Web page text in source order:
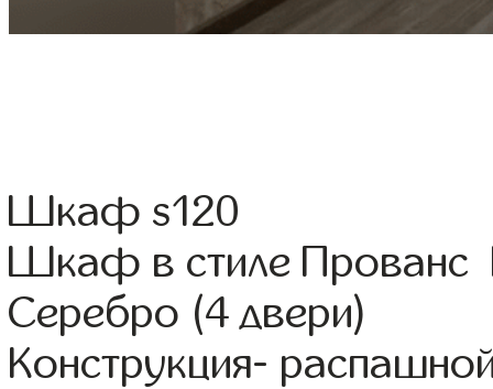
Шкаф s120
Шкаф в стиле Прованс
Серебро (4 двери)
Конструкция-